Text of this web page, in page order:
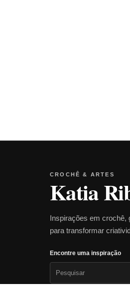
CROCHÊ & ARTES
Katia
Inspirações em crochê,
para transformar
Encontre uma inspiração